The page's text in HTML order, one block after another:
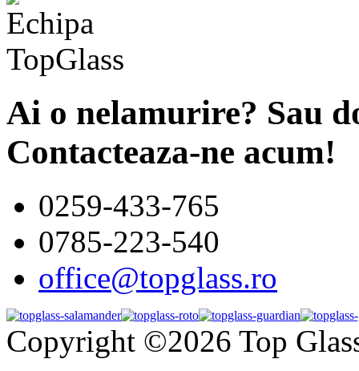
Ai o nelamurire? Sau
Contacteaza-ne acum!
0259-433-765
0785-223-540
office@topglass.ro
Copyright ©2026 Top